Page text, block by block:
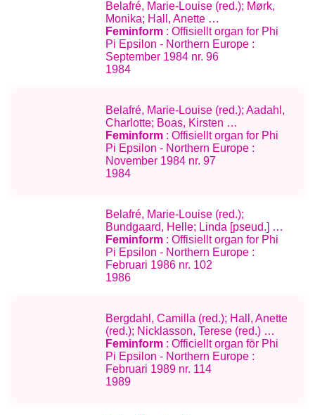
Belafré, Marie-Louise (red.); Mørk,
Monika; Hall, Anette …
Feminform : Offisiellt organ for Phi
Pi Epsilon - Northern Europe :
September 1984 nr. 96
1984
Belafré, Marie-Louise (red.); Aadahl,
Charlotte; Boas, Kirsten …
Feminform : Offisiellt organ for Phi
Pi Epsilon - Northern Europe :
November 1984 nr. 97
1984
Belafré, Marie-Louise (red.);
Bundgaard, Helle; Linda [pseud.] …
Feminform : Offisiellt organ for Phi
Pi Epsilon - Northern Europe :
Februari 1986 nr. 102
1986
Bergdahl, Camilla (red.); Hall, Anette
(red.); Nicklasson, Terese (red.) …
Feminform : Officiellt organ för Phi
Pi Epsilon - Northern Europe :
Februari 1989 nr. 114
1989